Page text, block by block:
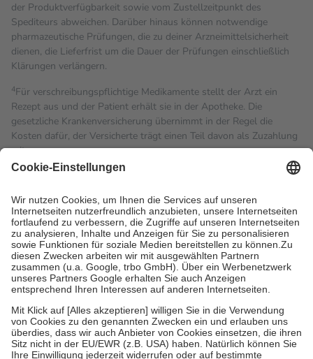
der Produktverfügbarkeit sowie vom Zustellzeitpunkt des
Spediteurs abweichen. Darüber hinaus können notwendige
pharmazeutische Prüfungen, die zu deiner Arzneimittelsicherheit
dienen, die Lieferfrist um die Dauer der Prüfungen einschließlich
Klärungen verlängern.
4Für verschreibungspflichtige Medikamente stellt der Arzt ein
Rezept aus und der Patient erhält sie in der Apotheke. Die
gesetzliche Krankenversicherung übernimmt in der Regel die
Kosten dafür, der Versicherte trägt einen Teil davon als Zuzahlung
mit.
Grundsätzlich leisten Mitglieder Zuzahlungen in Höhe von zehn
höchstens zehn Euro.
Es sind jedoch nie mehr als die
tatsächlichen Kosten der Leistung zu entrichten.
Diese Regeln gelten grundsätzlich auch für Online-Apotheken.
Bei Heilmitteln und häuslicher Krankenpflege beträgt die
Zuzahlung zehn Prozent der Kosten sowie zehn Euro je
Verordnung.
Um das Engagement der Versicherten für ihre eigene Gesundheit
zu stärken und die besondere Stellung der Familie zu unterstützen,
fallenkeine Zuzahlungenan bei:
• Kindern und Jugendlichen bis zum vollendeten 18. Lebensjahr
mit Ausnahme der Fahrkosten
• Untersuchungen zur Vorsorge und Früherkennung, die von der